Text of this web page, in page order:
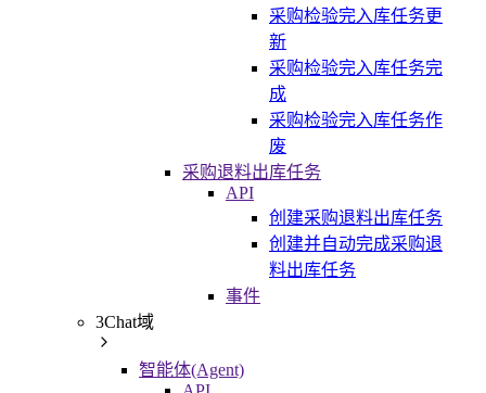
采购检验完入库任务更
新
采购检验完入库任务完
成
采购检验完入库任务作
废
采购退料出库任务
API
创建采购退料出库任务
创建并自动完成采购退
料出库任务
事件
3Chat域
智能体(Agent)